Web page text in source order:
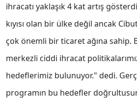
ihracatı yaklaşık 4 kat artış
kıyısı olan bir ülke değil ancak
çok önemli bir ticaret ağına sahip.
merkezli ciddi ihracat
hedeflerimiz bulunuyor." dedi.
programın bu hedefler